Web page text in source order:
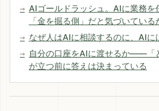
AIゴールドラッシュ。AIに業務を
「金を掘る側」だと気づいている
なぜ人はAIに相談するのに、AIに
自分の口座をAIに渡せるか——「
が立つ前に答えは決まっている